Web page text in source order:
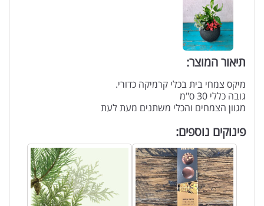
תיאור המוצר:
מיקס צמחי בית בכלי קרמיקה כדורי.
גובה כללי 30 ס"מ
מגוון הצמחים והכלי משתנים מעת לעת
פינוקים נוספים: